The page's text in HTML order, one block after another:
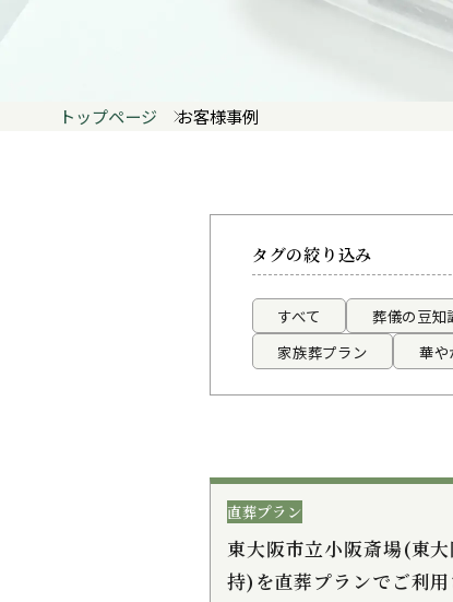
トップページ お客様事例
タグの絞り込み
すべて 葬儀の豆知
家族葬プラン
華
直葬プラン
東大阪市立小阪斎場(東
持)を直葬プランでご利